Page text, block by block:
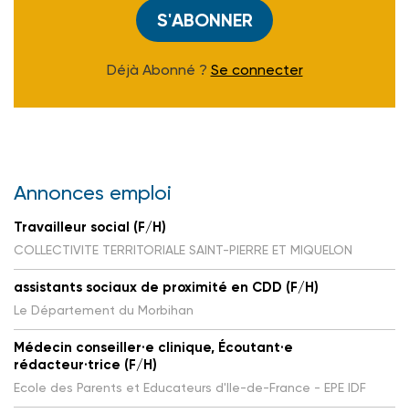
S'ABONNER
Déjà Abonné ? Se connecter
Annonces emploi
Travailleur social (F/H)
COLLECTIVITE TERRITORIALE SAINT-PIERRE ET MIQUELON
assistants sociaux de proximité en CDD (F/H)
Le Département du Morbihan
Médecin conseiller·e clinique, Écoutant·e
rédacteur·trice (F/H)
Ecole des Parents et Educateurs d'Ile-de-France - EPE IDF